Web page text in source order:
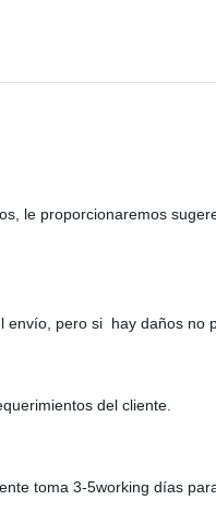
le proporcionaremos
pero si hay daños no
del cliente.
toma 3-5working días